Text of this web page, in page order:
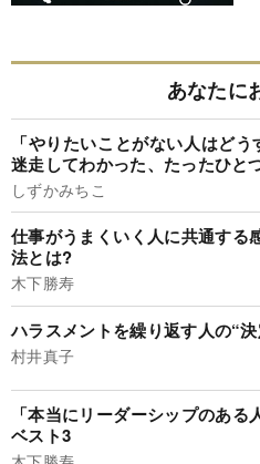
あなたに
「やりたいことがない人はど
迷走してわかった、たったひと
しずかみちこ
仕事がうまくいく人に共通する
法とは?
木下勝寿
ハラスメントを繰り返す人の“
村井真子
「本当にリーダーシップのある
ベスト3